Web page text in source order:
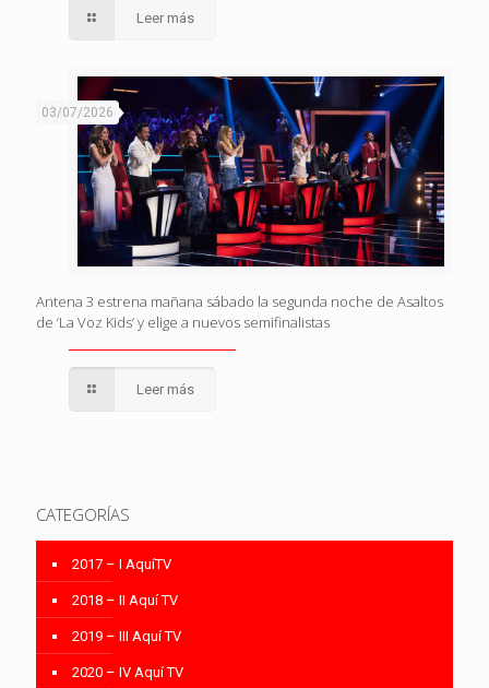
Leer más
03/07/2026
Antena 3 estrena mañana sábado la segunda noche de Asaltos
de ‘La Voz Kids’ y elige a nuevos semifinalistas
Leer más
CATEGORÍAS
2017 – I AquíTV
2018 – II Aquí TV
2019 – III Aquí TV
2020 – IV Aquí TV